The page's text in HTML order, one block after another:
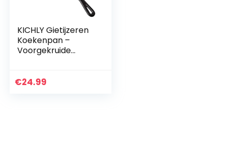
KICHLY Gietijzeren
Koekenpan –
Voorgekruide
Kookgerei –
€24.99